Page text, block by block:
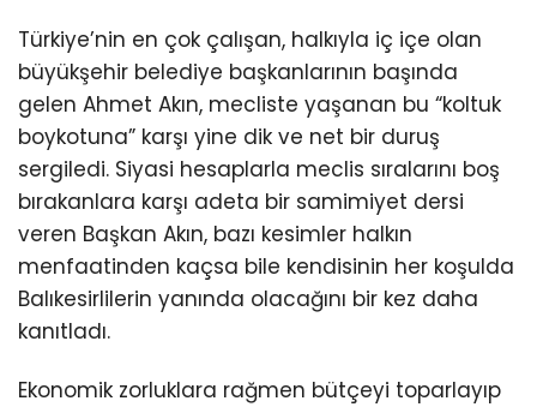
Türkiye’nin en çok çalışan, halkıyla iç içe olan
büyükşehir belediye başkanlarının başında
gelen Ahmet Akın, mecliste yaşanan bu “koltuk
boykotuna” karşı yine dik ve net bir duruş
sergiledi. Siyasi hesaplarla meclis sıralarını boş
bırakanlara karşı adeta bir samimiyet dersi
veren Başkan Akın, bazı kesimler halkın
menfaatinden kaçsa bile kendisinin her koşulda
Balıkesirlilerin yanında olacağını bir kez daha
kanıtladı.
Ekonomik zorluklara rağmen bütçeyi toparlayıp